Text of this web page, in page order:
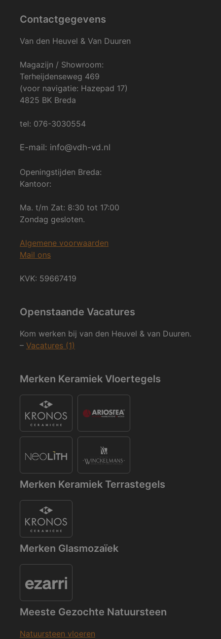
Contactgegevens
Van den Heuvel & Van Duuren
Magazijn / Showroom:
Terheijdenseweg 469
(voor navigatie: Hazepad 17)
4825 BK Breda
tel: 076-3030554
E-mail: info@vdh-vd.nl
Openingstijden Breda:
Kantoor:
Ma. t/m Zat: 8:30 tot 17:00
Zondag gesloten.
Algemene voorwaarden
Mail ons
KVK: 59667419
Openstaande Vacatures
Kom werken bij van den Heuvel & van Duuren.
– Vacatures (1)
Merken Keramiek Vloertegels
Merken Keramiek Terrastegels
Merken Glasmozaïek
Meeste Gezochte Natuursteen
Natuursteen vloeren